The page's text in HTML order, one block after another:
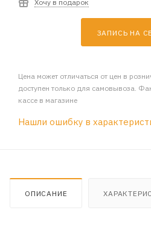
Хочу в подарок
ЗАПИСЬ НА
Цена может отличаться от цен в
доступен только для самовывоза.
кассе в магазине
Нашли ошибку в
ОПИСАНИЕ